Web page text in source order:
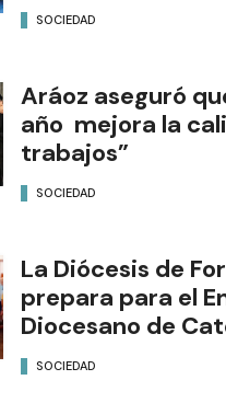
SOCIEDAD
Aráoz aseguró
año mejora la
trabajos”
SOCIEDAD
La Diócesis de
prepara para el
Diocesano de
SOCIEDAD